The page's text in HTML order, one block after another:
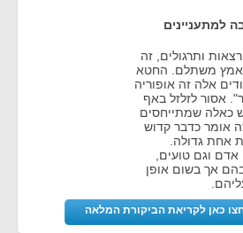
למתעניינים
ותרגולים, זה
משתלם. החטא
אלה זה אופוריה
אסור לזלזל באף
כאלה שמתייחסים
אומר כדבר קדוש
אחת גדולה.
וגם טועים,
אך בשום אופן
כאן לקריאת הביקורת המלאה